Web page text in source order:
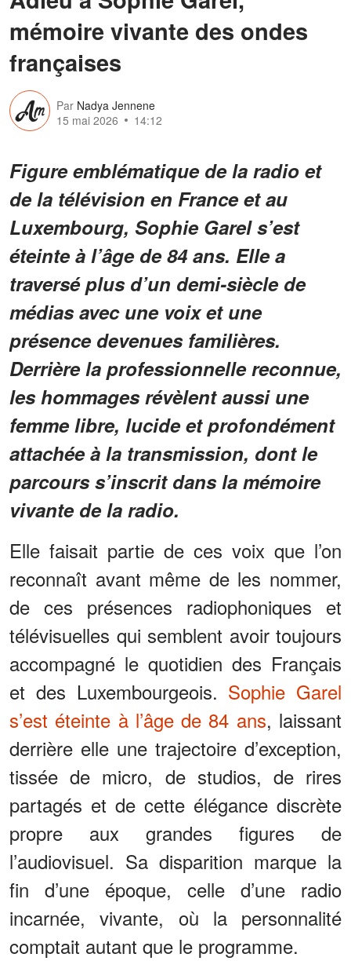
mémoire vivante des ondes
françaises
Par Nadya Jennene
15 mai 2026
14:12
Figure emblématique de la radio et
de la télévision en France et au
Luxembourg, Sophie Garel s’est
éteinte à l’âge de 84 ans. Elle a
traversé plus d’un demi-siècle de
médias avec une voix et une
présence devenues familières.
Derrière la professionnelle reconnue,
les hommages révèlent aussi une
femme libre, lucide et profondément
attachée à la transmission, dont le
parcours s’inscrit dans la mémoire
vivante de la radio.
Elle faisait partie de ces voix que l’on
reconnaît avant même de les nommer,
de ces présences radiophoniques et
télévisuelles qui semblent avoir toujours
accompagné le quotidien des Français
et des Luxembourgeois. Sophie Garel
s’est éteinte à l’âge de 84 ans, laissant
derrière elle une trajectoire d’exception,
tissée de micro, de studios, de rires
partagés et de cette élégance discrète
propre aux grandes figures de
l’audiovisuel. Sa disparition marque la
fin d’une époque, celle d’une radio
incarnée, vivante, où la personnalité
comptait autant que le programme.